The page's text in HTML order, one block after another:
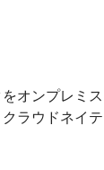
オンプレミス
ラウドネイテ